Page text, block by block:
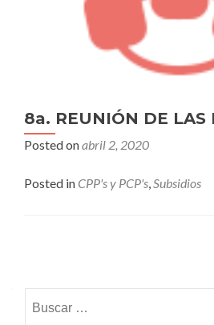
8a. REUNIÓN DE LAS
Posted onabril 2, 2020
Posted in CPP's y PCP's,Subsidios
navigation